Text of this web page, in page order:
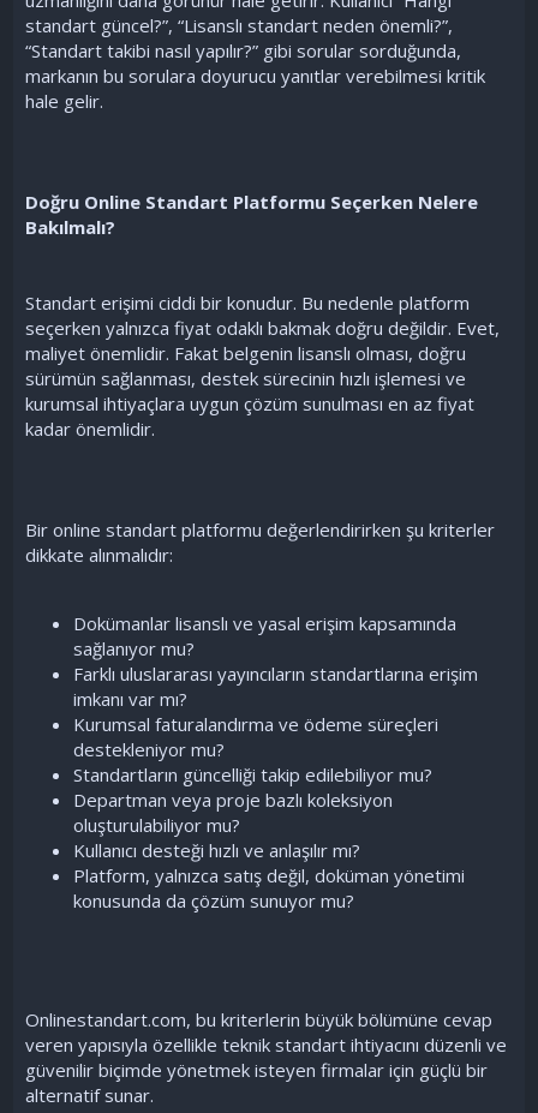
standart güncel?”, “Lisanslı standart neden önemli?”,
“Standart takibi nasıl yapılır?” gibi sorular sorduğunda,
markanın bu sorulara doyurucu yanıtlar verebilmesi kritik
hale gelir.
Doğru Online Standart Platformu Seçerken Nelere
Bakılmalı?
Standart erişimi ciddi bir konudur. Bu nedenle platform
seçerken yalnızca fiyat odaklı bakmak doğru değildir. Evet,
maliyet önemlidir. Fakat belgenin lisanslı olması, doğru
sürümün sağlanması, destek sürecinin hızlı işlemesi ve
kurumsal ihtiyaçlara uygun çözüm sunulması en az fiyat
kadar önemlidir.
Bir online standart platformu değerlendirirken şu kriterler
dikkate alınmalıdır:
Dokümanlar lisanslı ve yasal erişim kapsamında
sağlanıyor mu?
Farklı uluslararası yayıncıların standartlarına erişim
imkanı var mı?
Kurumsal faturalandırma ve ödeme süreçleri
destekleniyor mu?
Standartların güncelliği takip edilebiliyor mu?
Departman veya proje bazlı koleksiyon
oluşturulabiliyor mu?
Kullanıcı desteği hızlı ve anlaşılır mı?
Platform, yalnızca satış değil, doküman yönetimi
konusunda da çözüm sunuyor mu?
Onlinestandart.com, bu kriterlerin büyük bölümüne cevap
veren yapısıyla özellikle teknik standart ihtiyacını düzenli ve
güvenilir biçimde yönetmek isteyen firmalar için güçlü bir
alternatif sunar.